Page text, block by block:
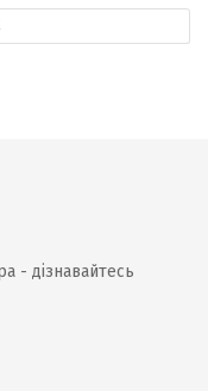
- дізнавайтесь